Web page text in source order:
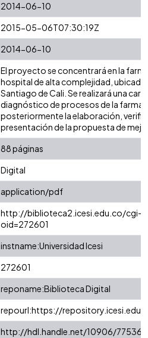
2014-06-10
2015-05-06T07:30:19Z
2014-06-10
El proyecto se concentrará en la
hospital de alta complejidad, ubicado
Santiago de Cali. Se realizará una
diagnóstico de procesos de la
posteriormente la elaboración,
presentación de la propuesta de
88 páginas
Digital
application/pdf
http://biblioteca2.icesi.edu.co/cgi-
oid=272601
instname:Universidad Icesi
272601
reponame:Biblioteca Digital
repourl:https://
http://hdl.handle.net/10906/77536